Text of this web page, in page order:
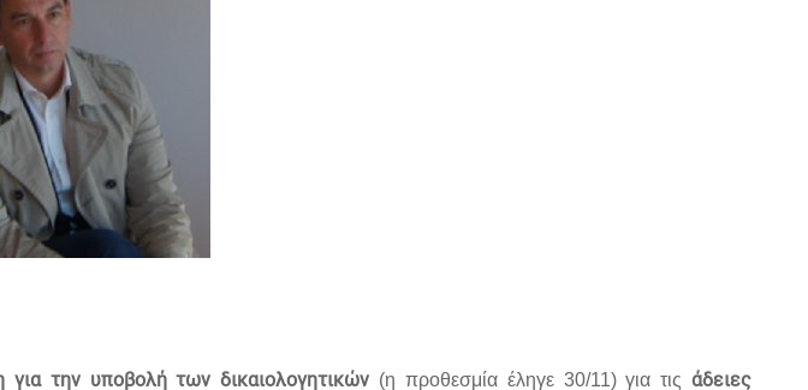
για την υποβολή των δικαιολογητικών (η προθεσμία έληγε 30/11) για τιςάδειες